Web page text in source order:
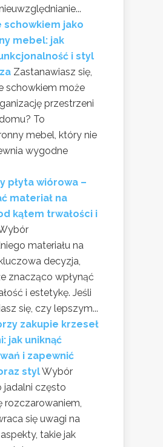
schowkiem jako
mebel: jak
i styl
Zastanawiasz się,
schowkiem może
przestrzeni
To
mebel, który nie
wygodne
płyta wiórowa –
materiał na
kątem trwałości i
materiału na
decyzja,
znacząco wpłynąć
i estetykę. Jeśli
się, czy lepszym...
zakupie krzeseł
jak uniknąć
i zapewnić
stylWybór
jadalni często
rozczarowaniem,
się uwagi na
takie jak